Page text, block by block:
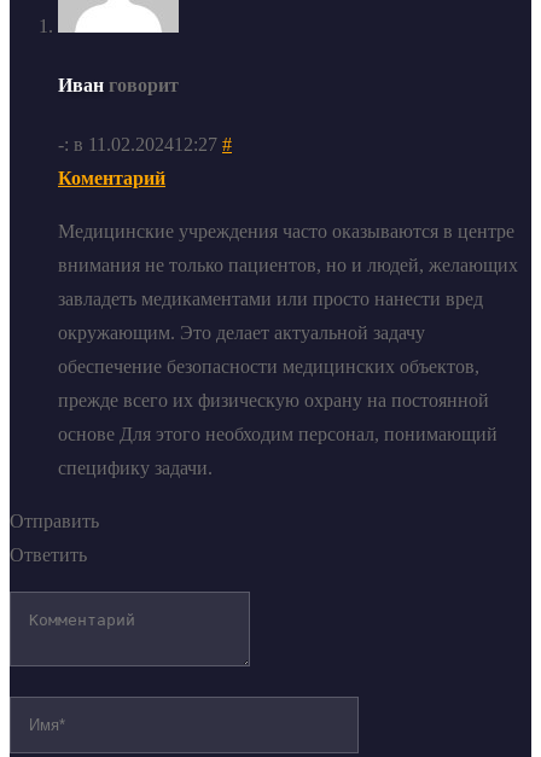
Иван говорит
-: в 11.02.202412:27 #
Коментарий
Медицинские учреждения часто оказываются в центре
внимания не только пациентов, но и людей, желающих
завладеть медикаментами или просто нанести вред
окружающим. Это делает актуальной задачу
обеспечение безопасности медицинских объектов,
прежде всего их физическую охрану на постоянной
основе Для этого необходим персонал, понимающий
специфику задачи.
Отправить
Ответить